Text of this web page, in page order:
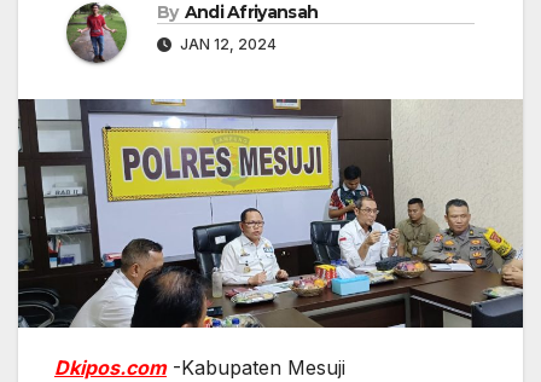
By Andi Afriyansah
JAN 12, 2024
Dkipos.com-Kabupaten Mesuji